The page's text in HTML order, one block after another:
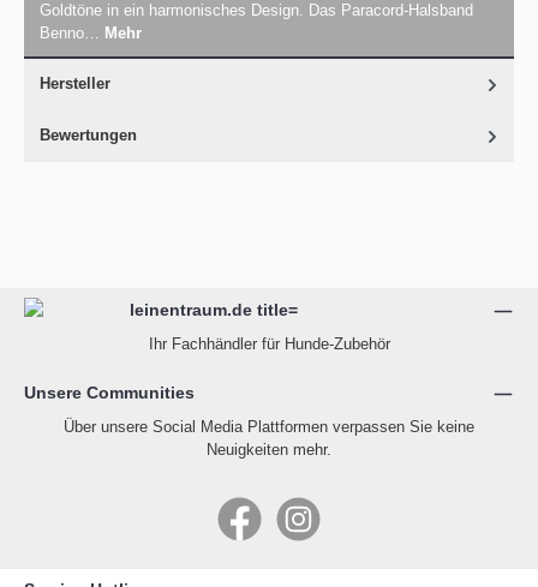
Goldtöne in ein harmonisches Design. Das Paracord-Halsband
Benno… Mehr
Hersteller
Bewertungen
Ihr Fachhändler für Hunde-Zubehör
Unsere Communities
Über unsere Social Media Plattformen verpassen Sie keine
Neuigkeiten mehr.
FacebookInstagram